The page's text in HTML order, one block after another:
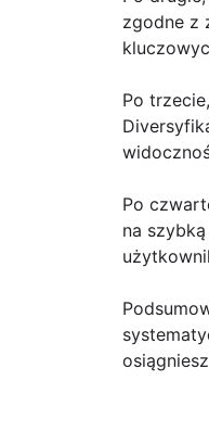
zgodne z
Po
Po
na